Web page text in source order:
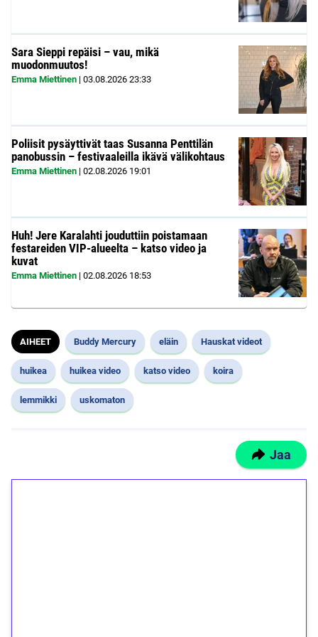
Sara Sieppi repäisi – vau, mikä
muodonmuutos!
Emma Miettinen | 03.08.2026 23:33
Poliisit pysäyttivät taas Susanna Penttilän
panobussin – festivaaleilla ikävä välikohtaus
Emma Miettinen | 02.08.2026 19:01
Huh! Jere Karalahti jouduttiin poistamaan
festareiden VIP-alueelta – katso video ja
kuvat
Emma Miettinen | 02.08.2026 18:53
AIHEET Buddy Mercury eläin Hauskat videot
huikea huikea video katso video koira
lemmikki uskomaton
Jaa